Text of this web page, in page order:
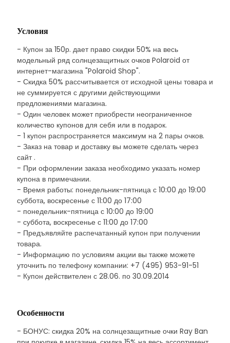
Условия
- Купон за 150р. дает право скидки 50% на весь
модельный ряд солнцезащитных очков Polaroid от
интернет-магазина "Polaroid Shop".
- Скидка 50% рассчитывается от исходной цены товара и
не суммируется с другими действующими
предложениями магазина.
- Один человек может приобрести неограниченное
количество купонов для себя или в подарок.
- 1 купон распространяется максимум на 2 пары очков.
- Заказ на товар и доставку вы можете сделать через
сайт .
- При оформлении заказа необходимо указать номер
купона в примечании.
- Время работы: понедельник-пятница с 10:00 до 19:00
суббота, воскресенье с 11:00 до 17:00
- понедельник-пятница с 10:00 до 19:00
- суббота, воскресенье с 11:00 до 17:00
- Предъявляйте распечатанный купон при получении
товара.
- Информацию по условиям акции вы также можете
уточнить по телефону компании: +7 (495) 953-91-51
- Купон действителен с 28.06. по 30.09.2014
Особенности
- БОНУС: скидка 20% на солнцезащитные очки Ray Ban